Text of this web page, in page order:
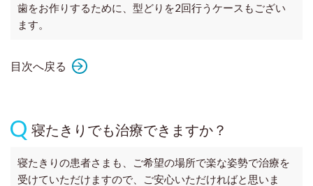
歯をお作りするために、型どりを2回行うケースもござい
ます。
目次へ戻る
寝たきりでも治療できますか？
寝たきりの患者さまも、ご希望の場所で楽な姿勢で治療を
受けていただけますので、ご安心いただければと思いま